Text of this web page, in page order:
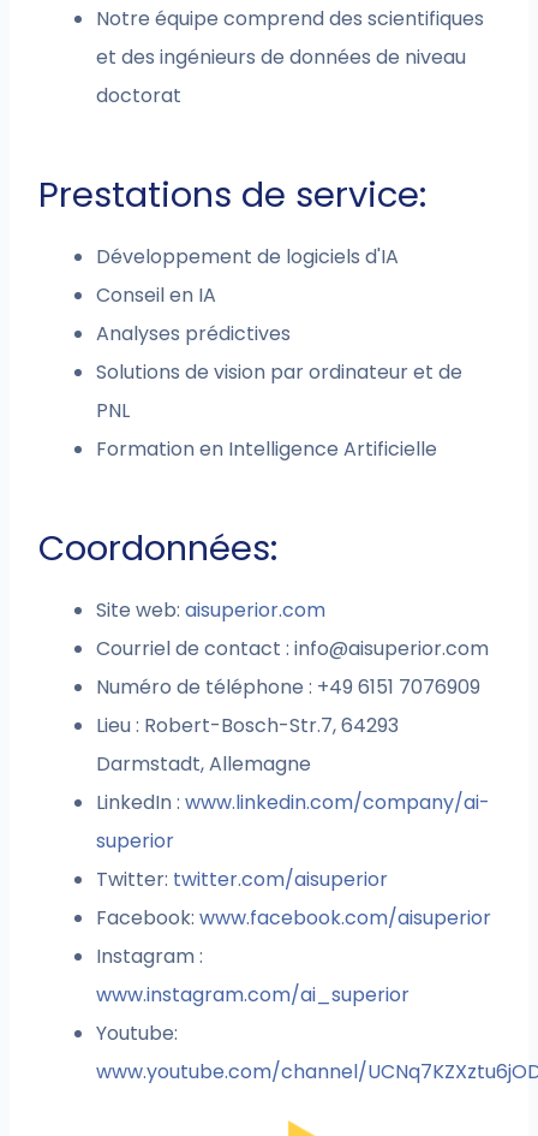
Notre équipe comprend des scientifiques
et des ingénieurs de données de niveau
doctorat
Prestations de service:
Développement de logiciels d'IA
Conseil en IA
Analyses prédictives
Solutions de vision par ordinateur et de
PNL
Formation en Intelligence Artificielle
Coordonnées:
Site web: aisuperior.com
Courriel de contact :info@aisuperior.com
Numéro de téléphone : +49 6151 7076909
Lieu : Robert-Bosch-Str.7, 64293
Darmstadt, Allemagne
LinkedIn :www.linkedin.com/company/ai-
superior
Twitter: twitter.com/aisuperior
Facebook: www.facebook.com/aisuperior
Instagram :
www.instagram.com/ai_superior
Youtube:
www.youtube.com/channel/